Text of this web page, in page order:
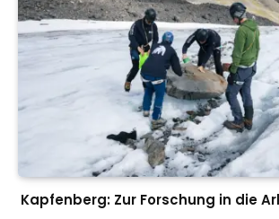
Kapfenberg: Zur Forschung in die